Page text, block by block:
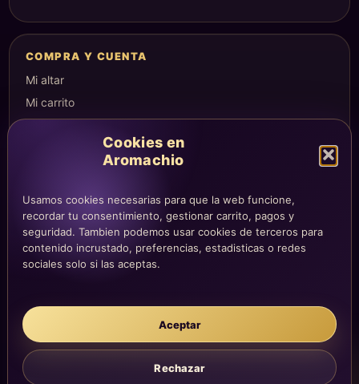
Cookies en
Aromachio
Usamos cookies necesarias para que la web funcione,
recordar tu consentimiento, gestionar carrito, pagos y
seguridad. Tambien podemos usar cookies de terceros para
contenido incrustado, preferencias, estadisticas o redes
sociales solo si las aceptas.
Aceptar
Rechazar
COMPRA Y CUENTA
Mi altar
Mi carrito
Condiciones de compra
Envíos y devoluciones
LEGAL
Aviso legal
Cookies
La atención, dirección y correos quedan centralizados en la página
Contacto.
Acompañamiento simbólico y sensorial. No sustituye consejo
médico, legal, psicológico o profesional.